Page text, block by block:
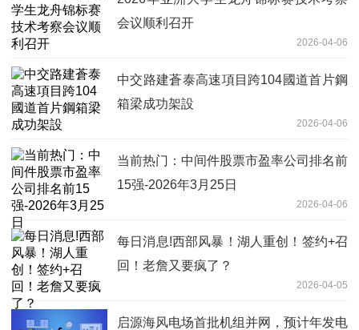
会议顺利召开
2026-04-06
中交路建蒼泰高速項目跨104國道首片鋼
箱梁成功架設
2026-04-06
当前热门：中间件股票市盈率公司排名前
15强-2026年3月25日
2026-04-06
每日消息!西部风暴！湖人重创！签约+召
回！老詹又要疯了？
2026-04-05
启源海风电场首批机组并网，预计年发电